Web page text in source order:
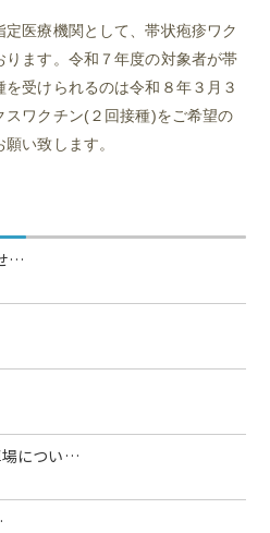
医療機関として、帯状疱疹ワク
ます。令和７年度の対象者が帯
受けられるのは令和８年３月３
スワクチン(２回接種)をご希望の
い致します。
…
場につい…